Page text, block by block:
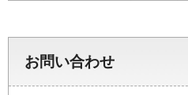
お問い合わせ